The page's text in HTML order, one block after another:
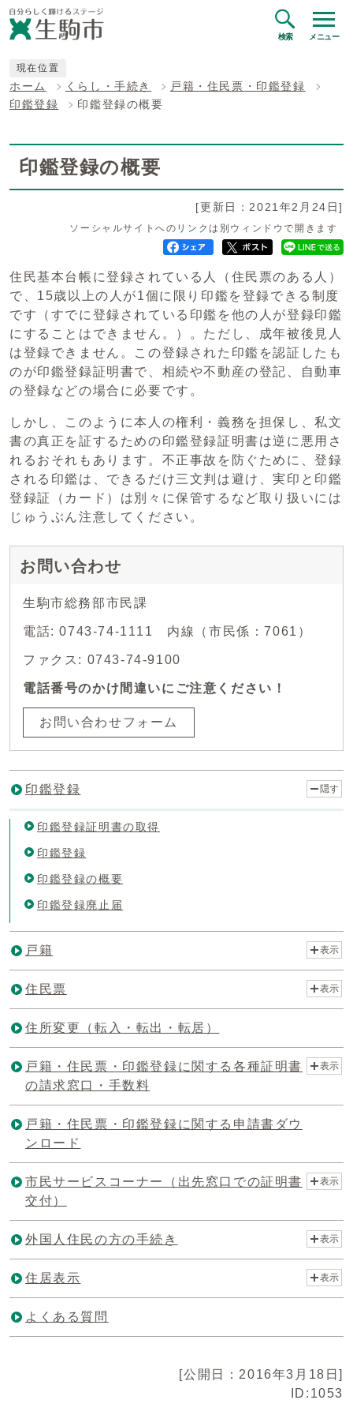
検索 メニュー
現在位置
ホーム くらし・手続き
戸籍・住民票・印鑑登録
印鑑登録
印鑑登録の概要
印鑑登録の概要
[更新日：2021年2月24日]
ソーシャルサイトへのリンクは別ウィンドウで開きます
住民基本台帳に登録されている人（住民票のある人）
で、15歳以上の人が1個に限り印鑑を登録できる制度
です（すでに登録されている印鑑を他の人が登録印鑑
にすることはできません。）。ただし、成年被後見人
は登録できません。この登録された印鑑を認証したも
のが印鑑登録証明書で、相続や不動産の登記、自動車
の登録などの場合に必要です。
しかし、このように本人の権利・義務を担保し、私文
書の真正を証するための印鑑登録証明書は逆に悪用さ
れるおそれもあります。不正事故を防ぐために、登録
される印鑑は、できるだけ三文判は避け、実印と印鑑
登録証（カード）は別々に保管するなど取り扱いには
じゅうぶん注意してください。
お問い合わせ
生駒市総務部市民課
電話: 0743-74-1111 内線（市民係：7061）
ファクス: 0743-74-9100
電話番号のかけ間違いにご注意ください！
お問い合わせフォーム
印鑑登録 隠す
印鑑登録証明書の取得
印鑑登録
印鑑登録の概要
印鑑登録廃止届
戸籍 表示
住民票 表示
住所変更（転入・転出・転居）
戸籍・住民票・印鑑登録に関する各種証明書
の請求窓口・手数料
表示
戸籍・住民票・印鑑登録に関する申請書ダウ
ンロード
市民サービスコーナー（出先窓口での証明書
交付）
表示
外国人住民の方の手続き 表示
住居表示 表示
よくある質問
[公開日：2016年3月18日]
ID:1053